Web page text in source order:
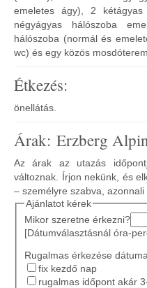
emeletes ágy), 2
négyágyas hálószoba
hálószoba (normál és
wc) és egy közös
Étkezés:
önellátás.
Árak: Erzberg
Az árak az utazás
változnak. Írjon nekünk, és
– személyre szabva, azonnali
Ajánlatot kérek
Mikor szeretne érkezni?
[Dátumválasztásnál óra-
Rugalmas érkezése
fix kezdő nap
rugalmas időpont akár